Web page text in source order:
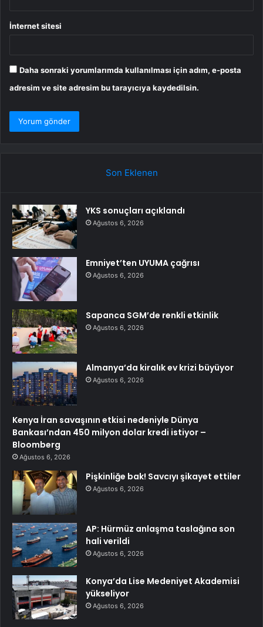
İnternet sitesi
Daha sonraki yorumlarımda kullanılması için adım, e-posta
adresim ve site adresim bu tarayıcıya kaydedilsin.
Son Eklenen
YKS sonuçları açıklandı
Ağustos 6, 2026
Emniyet’ten UYUMA çağrısı
Ağustos 6, 2026
Sapanca SGM’de renkli etkinlik
Ağustos 6, 2026
Almanya’da kiralık ev krizi büyüyor
Ağustos 6, 2026
Kenya İran savaşının etkisi nedeniyle Dünya
Bankası’ndan 450 milyon dolar kredi istiyor –
Bloomberg
Ağustos 6, 2026
Pişkinliğe bak! Savcıyı şikayet ettiler
Ağustos 6, 2026
AP: Hürmüz anlaşma taslağına son
hali verildi
Ağustos 6, 2026
Konya’da Lise Medeniyet Akademisi
yükseliyor
Ağustos 6, 2026